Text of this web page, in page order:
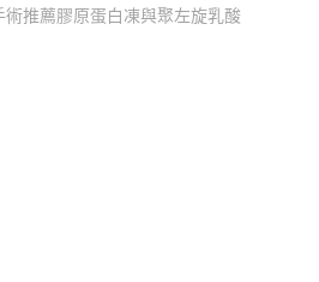
推薦膠原蛋白凍與聚左旋乳酸